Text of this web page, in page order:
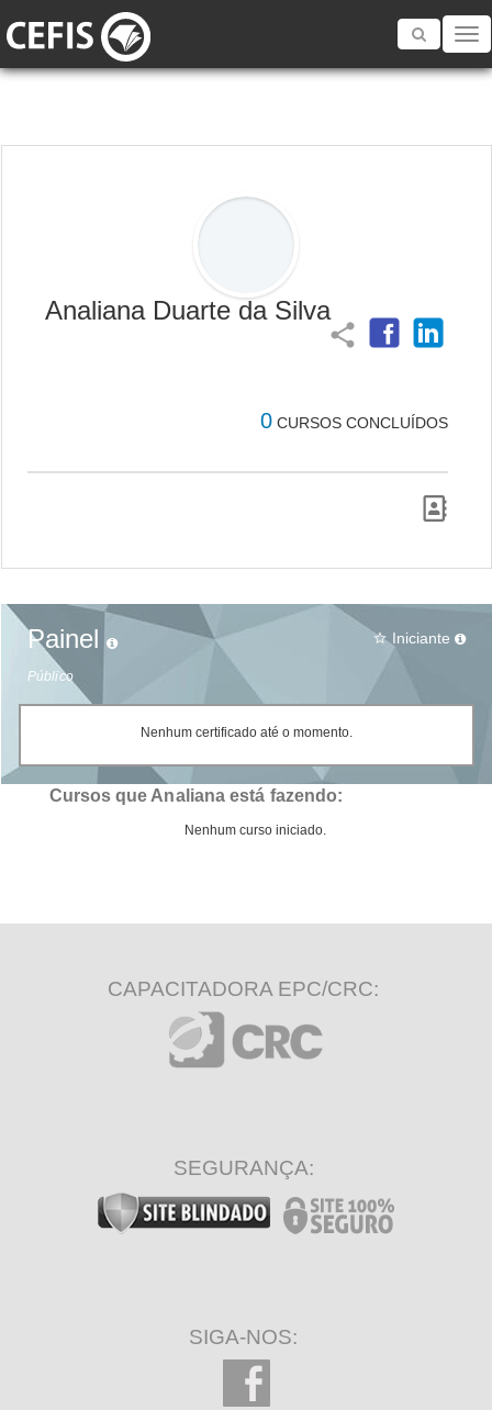
Toggle
Analiana Duarte da Silva
share
0 CURSOS CONCLUÍDOS
Painel
Público
star_border Iniciante
Nenhum certificado até o momento.
Cursos que Analiana está fazendo:
Nenhum curso iniciado.
CAPACITADORA EPC/CRC:
SEGURANÇA:
SIGA-NOS: